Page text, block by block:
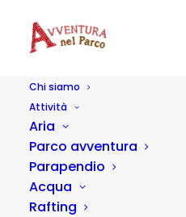
Chi siamo
Attività
Aria
Parco avventura
Parapendio
Acqua
Rafting